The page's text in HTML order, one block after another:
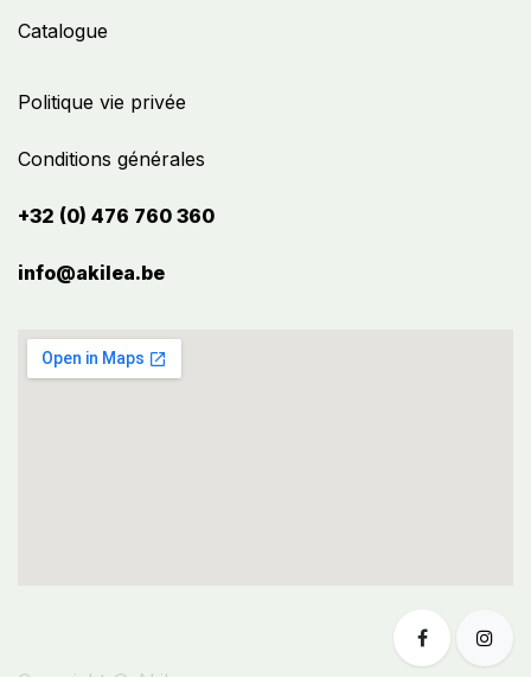
Politique vie privée
Conditions générales
+32 (0) 476 760 360
info@akilea.be​
Catalogue